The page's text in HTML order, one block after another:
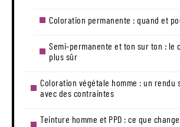
Coloration permanente : quand et
Semi-permanente et ton sur ton : le
plus sûr
Coloration végétale homme : un rendu
avec des contraintes
Teinture homme et PPD : ce que